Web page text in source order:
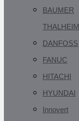
BAUMER
THALHEIM
DANFOSS
FANUC
HITACHI
HYUNDAI
Innovert